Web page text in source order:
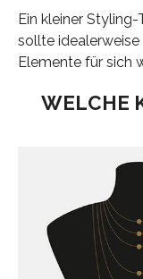
Ein kleiner
sollte
Elemente für sich
WELCHE